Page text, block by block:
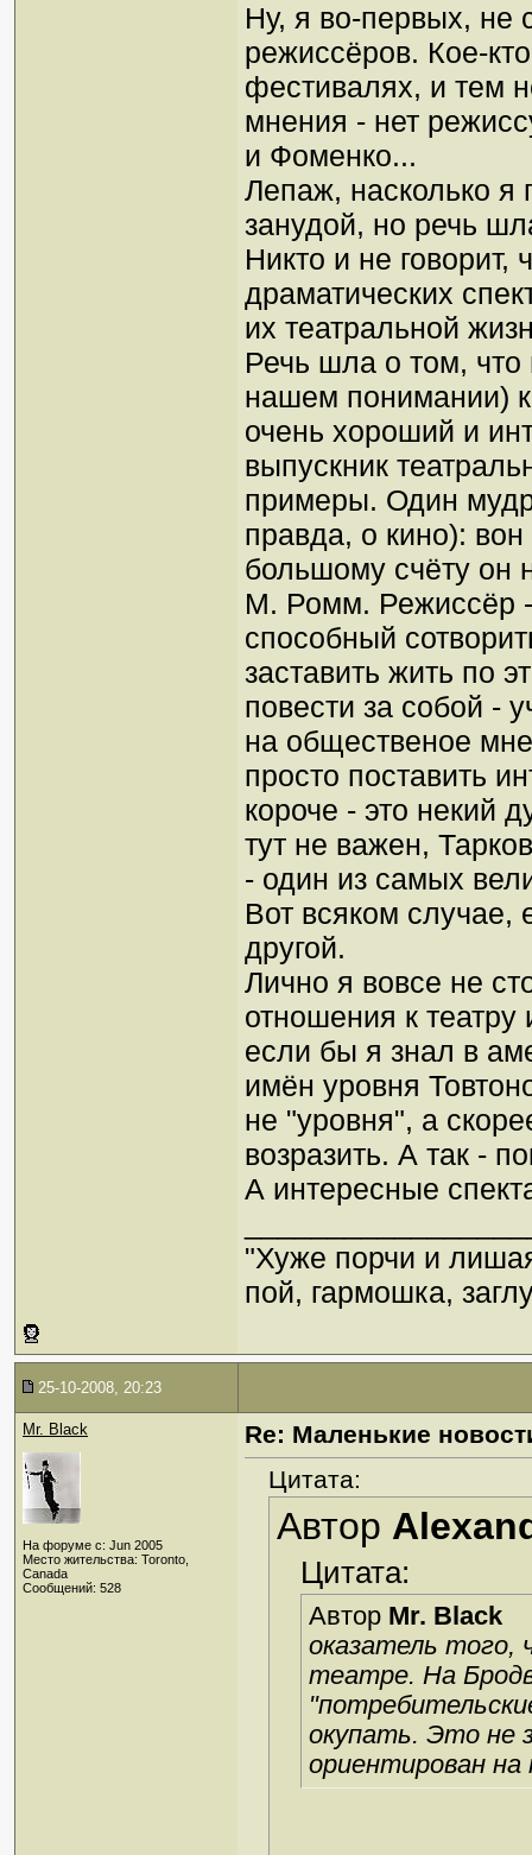
Ну, я во-первых, не
режиссёров. Кое-
фестивалях, и тем
мнения - нет
и Фоменко...
Лепаж, насколько я
занудой, но речь
Никто и не говорит,
драматических
их театральной
Речь шла о том,
нашем понимании)
очень хороший и
выпускник
примеры. Один
правда, о кино):
большому счёту он
М. Ромм. Режиссёр -
способный
заставить жить по
повести за собой -
на общественое
просто поставить
короче - это некий
тут не важен,
- один из самых
Вот всяком случае,
другой.
Лично я вовсе не
отношения к
если бы я знал в
имён уровня
не "уровня", а
возразить. А так -
А интересные
"Хуже порчи и
пой, гармошка,
25-10-2008, 20:23
Mr. Black
На форуме с: Jun 2005
Место жительства: Toronto,
Canada
Сообщений: 528
Re: Маленькие
Цитата:
Автор
Цитата:
Автор Mr. Black
оказатель того,
театре. На
окупать. Это не
ориентирован